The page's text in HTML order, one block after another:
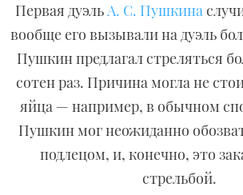
Первая дуэльА. С. Пушкина
вообще его вызывали на дуэль
Пушкин предлагал стреляться
сотен раз. Причина могла не
яйца — например, в обычном
Пушкин мог неожиданно
подлецом, и, конечно, это
стрельбой.